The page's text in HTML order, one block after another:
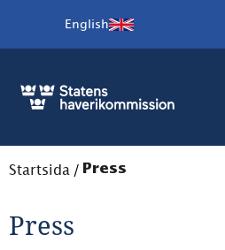
English
Startsida / Press
Press